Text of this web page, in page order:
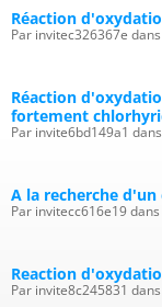
Réaction
Par invitec326367e
Réaction
fortement
Par invite6bd149a1
A la recherche
Par invitecc616e19
Reaction
Par invite8c245831